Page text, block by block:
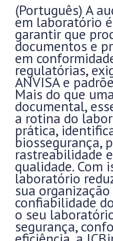
(Português) A
em laboratório
garantir que
documentos e
em
regulatórias,
ANVISA e
Mais do que
documental,
a rotina do
prática,
biossegurança,
rastreabilidade
qualidade. Com
laboratório
sua
confiabilidade
o seu
segurança,